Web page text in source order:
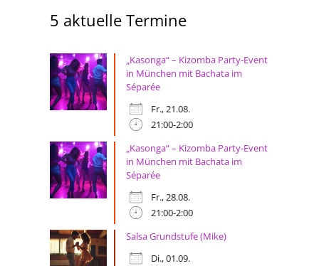
5 aktuelle Termine
„Kasonga“ – Kizomba Party-Event
in München mit Bachata im
Séparée
Fr., 21.08.
21:00-2:00
„Kasonga“ – Kizomba Party-Event
in München mit Bachata im
Séparée
Fr., 28.08.
21:00-2:00
Salsa Grundstufe (Mike)
Di., 01.09.